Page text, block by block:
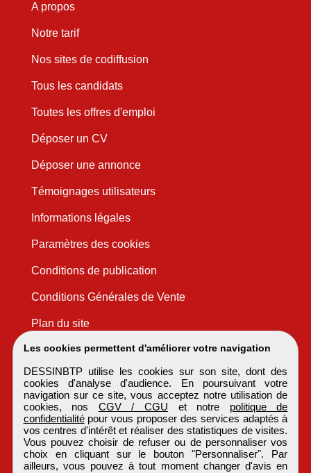
Les cookies permettent d'améliorer votre navigation
DESSINBTP utilise les cookies sur son site, dont des
cookies d'analyse d'audience. En poursuivant votre
navigation sur ce site, vous acceptez notre utilisation de
cookies, nos CGV / CGU et notre politique de
confidentialitépour vous proposer des services adaptés à
vos centres d'intérêt et réaliser des statistiques de visites.
Vous pouvez choisir de refuser ou de personnaliser vos
choix en cliquant sur le bouton "Personnaliser". Par
ailleurs, vous pouvez à tout moment changer d'avis en
A propos
Notre tarif
Nos sites de codiffusion
Tous les candidats
Toutes les offres d'emploi
Déposer un CV
Déposer une annonce
Témoignages utilisateurs
Informations légales
Paramètres des cookies
Conditions de publication
Conditions Générales de Vente
Plan du site